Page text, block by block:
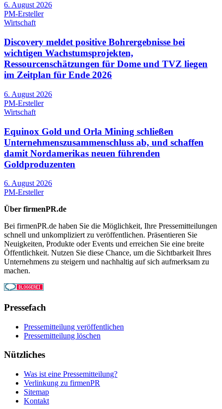
6. August 2026
PM-Ersteller
Wirtschaft
Discovery meldet positive Bohrergebnisse bei
wichtigen Wachstumsprojekten,
Ressourcenschätzungen für Dome und TVZ liegen
im Zeitplan für Ende 2026
6. August 2026
PM-Ersteller
Wirtschaft
Equinox Gold und Orla Mining schließen
Unternehmenszusammenschluss ab, und schaffen
damit Nordamerikas neuen führenden
Goldproduzenten
6. August 2026
PM-Ersteller
Über firmenPR.de
Bei firmenPR.de haben Sie die Möglichkeit, Ihre Pressemitteilungen
schnell und unkompliziert zu veröffentlichen. Präsentieren Sie
Neuigkeiten, Produkte oder Events und erreichen Sie eine breite
Öffentlichkeit. Nutzen Sie diese Chance, um die Sichtbarkeit Ihres
Unternehmens zu steigern und nachhaltig auf sich aufmerksam zu
machen.
Pressefach
Pressemitteilung veröffentlichen
Pressemitteilung löschen
Nützliches
Was ist eine Pressemitteilung?
Verlinkung zu firmenPR
Sitemap
Kontakt